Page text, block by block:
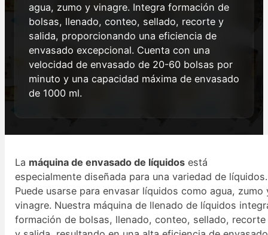
agua, zumo y vinagre. Integra formación de
bolsas, llenado, conteo, sellado, recorte y
salida, proporcionando una eficiencia de
envasado excepcional. Cuenta con una
velocidad de envasado de 20-60 bolsas por
minuto y una capacidad máxima de envasado
de 1000 ml.
La máquina de envasado de líquidos está
especialmente diseñada para una variedad de líquidos.
Puede usarse para envasar líquidos como agua, zumo
vinagre. Nuestra máquina de llenado de líquidos
formación de bolsas, llenado, conteo, sellado, recorte